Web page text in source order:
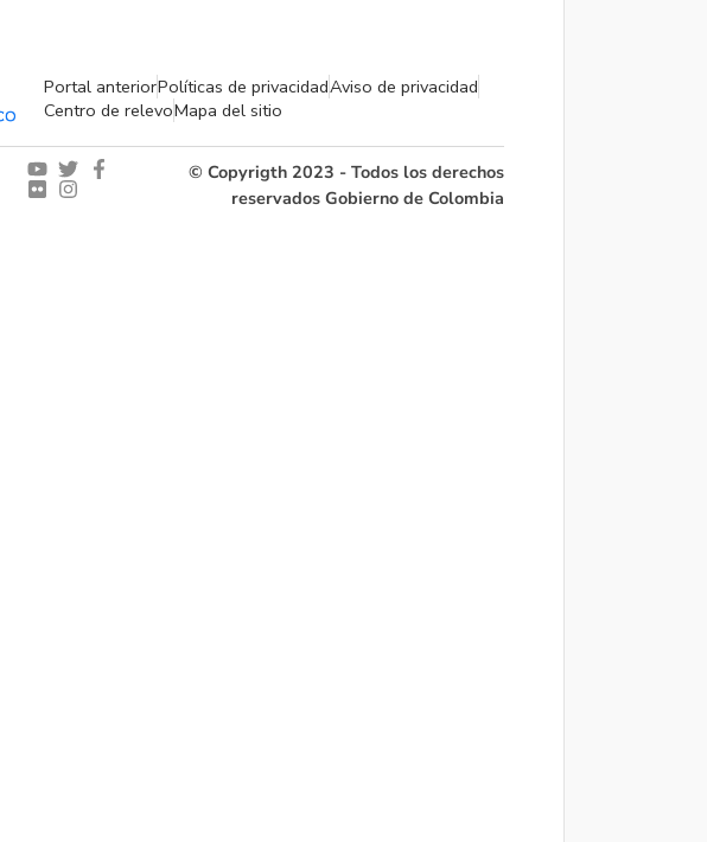
Portal anteriorPolíticas de privacidadAviso de privacidad
Centro de relevoMapa del sitio
© Copyrigth 2023 - Todos los derechos
reservados Gobierno de Colombia